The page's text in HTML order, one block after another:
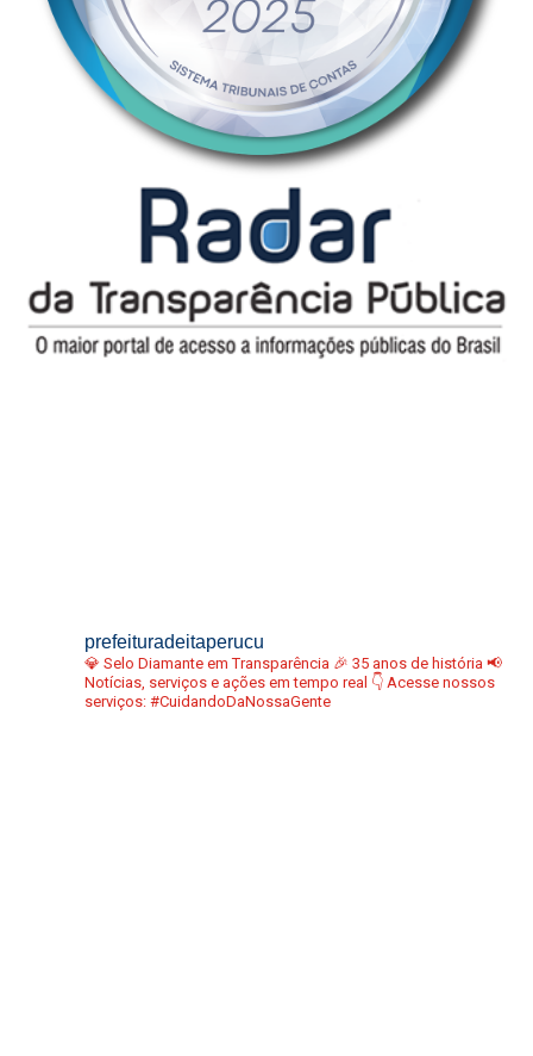
prefeituradeitaperucu
💎 Selo Diamante em Transparência 🎉 35 anos de história 📢
Notícias, serviços e ações em tempo real 👇 Acesse nossos
serviços: #CuidandoDaNossaGente